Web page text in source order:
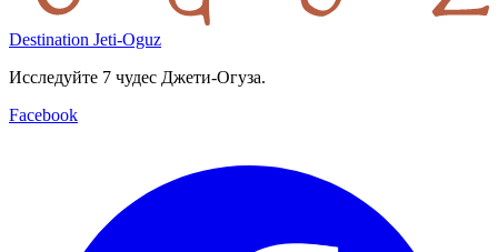
Destination Jeti-Oguz
Исследуйте 7 чудес Джети-Огуза.
Facebook